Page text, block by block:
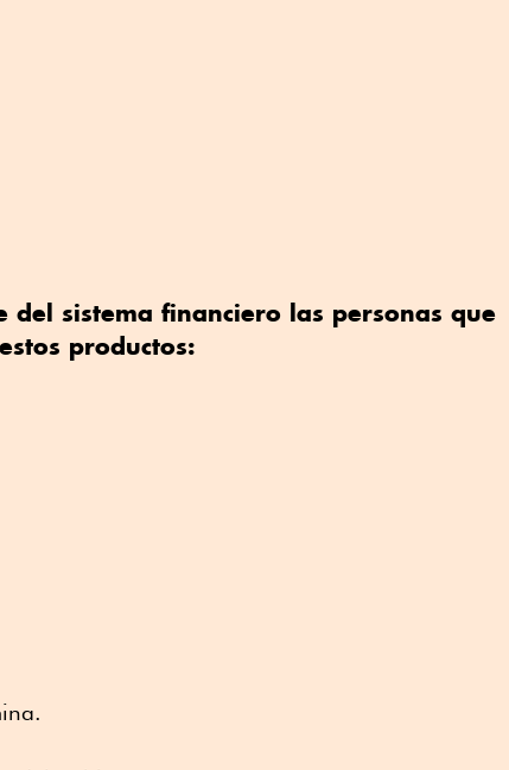
del sistema financiero las personas que
productos: